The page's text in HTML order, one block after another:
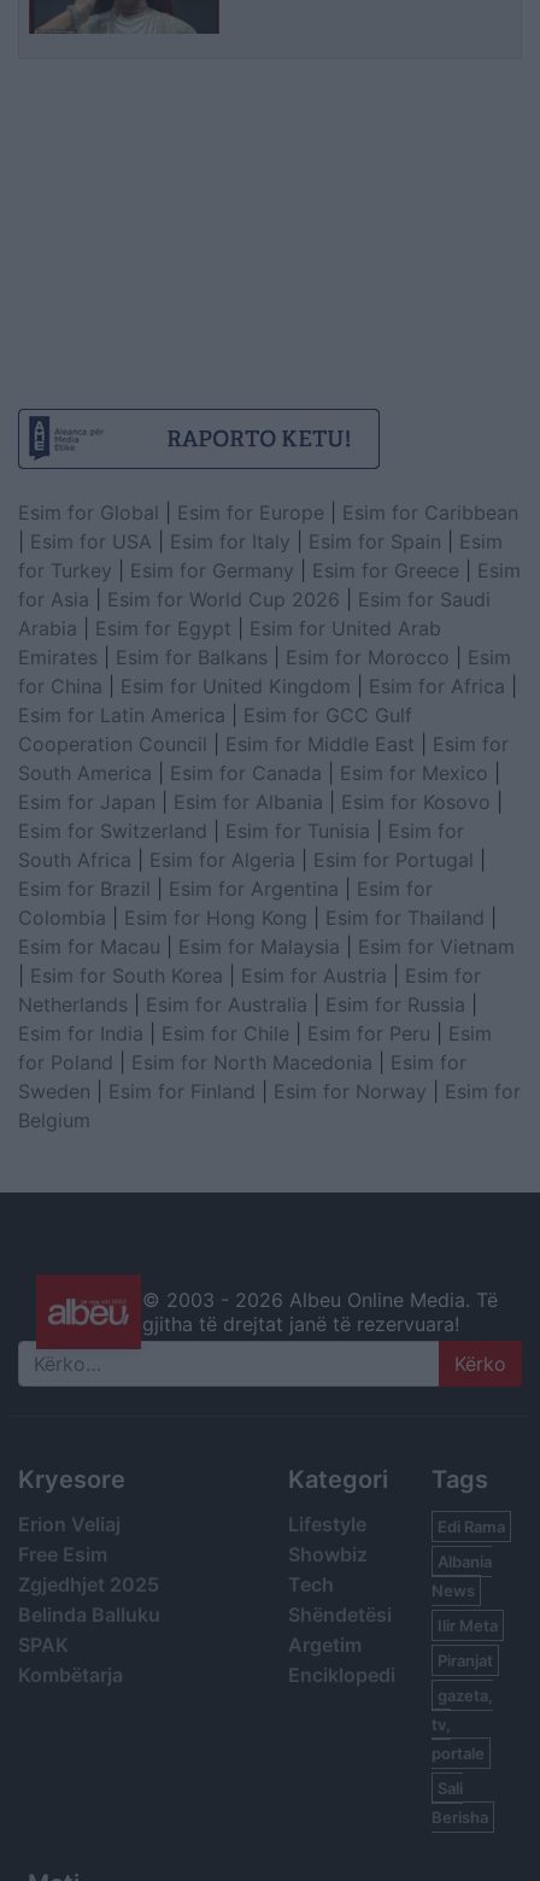
Esim for Global Esim for Europe
Esim for Caribbean
Esim for USA Esim for Italy Esim for Spain
Esim
for Turkey
Esim for Germany Esim for Greece
Esim
for Asia
Esim for World Cup 2026
Esim for Saudi
Arabia
Esim for Egypt
Esim for United Arab
Emirates
Esim for Balkans Esim for Morocco
Esim
for China
Esim for United Kingdom Esim for Africa
Esim for Latin America
Esim for GCC Gulf
Cooperation Council
Esim for Middle East
Esim for
South America
Esim for Canada Esim for Mexico
Esim for Japan
Esim for Albania Esim for Kosovo
Esim for Switzerland
Esim for Tunisia
Esim for
South Africa
Esim for Algeria Esim for Portugal
Esim for Brazil
Esim for Argentina
Esim for
Colombia
Esim for Hong Kong Esim for Thailand
Esim for Macau
Esim for Malaysia
Esim for Vietnam
Esim for South Korea Esim for Austria
Esim for
Netherlands
Esim for Australia Esim for Russia
Esim for India
Esim for Chile Esim for Peru
Esim
for Poland
Esim for North Macedonia
Esim for
Sweden
Esim for Finland Esim for Norway
Esim for
Belgium
© 2003 - 2026 Albeu Online Media. Të
gjitha të drejtat janë të rezervuara!
Search
Kryesore
Erion Veliaj
Free Esim
Zgjedhjet 2025
Belinda Balluku
SPAK
Kombëtarja
Kategori
Lifestyle
Showbiz
Tech
Shëndetësi
Argetim
Enciklopedi
Tags
Edi Rama
Albania
News
Ilir Meta
Piranjat
gazeta,
tv,
portale
Sali
Berisha